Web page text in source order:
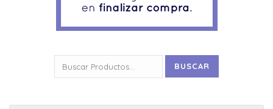
por:
BUSCAR